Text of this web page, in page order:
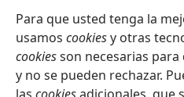
Para que usted tenga la
usamos cookiesy otras
cookiesson necesarias
y no se pueden rechazar.
una
ventana)
INTERNETPI
(abre
una
nueva
ventana)
JW Hub
(abre
una